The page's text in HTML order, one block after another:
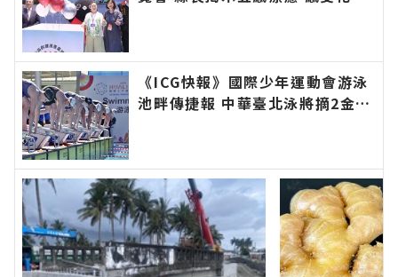
報導 最新的在地資訊！
《ICG快報》國際少年運動會游泳
池畔傳捷報 中華臺北泳將摘2金∣
資訊！